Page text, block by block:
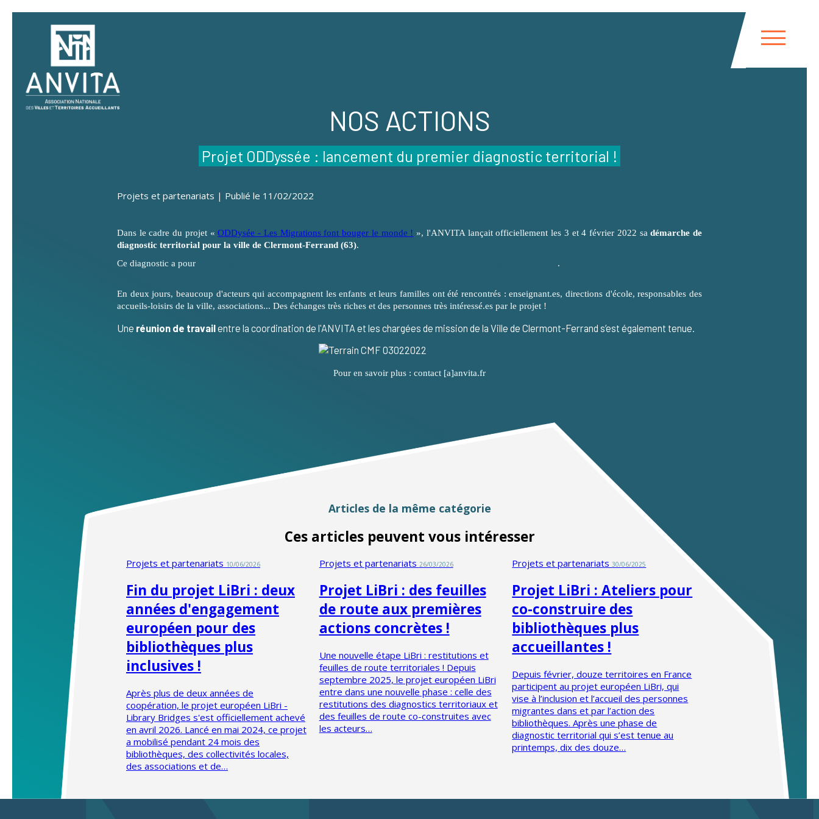
NOS ACTIONS
Projet ODDyssée : lancement du premier diagnostic territorial !
Projets et partenariats | Publié le 11/02/2022
Dans le cadre du projet «ODDysée - Les Migrations font bouger le monde ! », l'ANVITA lançait officiellement les 3 et 4 février 2022 sadémarche de
diagnostic territorial pour la ville de Clermont-Ferrand (63).
Ce diagnostic a pour
.
En deux jours, beaucoup d'acteurs qui accompagnent les enfants et leurs familles ont été rencontrés : enseignant.es, directions d'école, responsables des
accueils-loisirs de la ville, associations... Des échanges très riches et des personnes très intéressé.es par le projet !
Une réunion de travailentre la coordination de l'ANVITA et les chargées de mission de la Ville de Clermont-Ferrand s’est également tenue.
Pour en savoir plus : contact [a]anvita.fr
Articles de la même catégorie
Ces articles peuvent vous intéresser
Projets et partenariats 10/06/2026
Fin du projet LiBri : deux
années d'engagement
européen pour des
bibliothèques plus
inclusives !
Après plus de deux années de
coopération, le projet européen LiBri -
Library Bridges s'est officiellement achevé
en avril 2026. Lancé en mai 2024, ce projet
a mobilisé pendant 24 mois des
bibliothèques, des collectivités locales,
des associations et de…
Projets et partenariats 26/03/2026
Projet LiBri : des feuilles
de route aux premières
actions concrètes !
Une nouvelle étape LiBri : restitutions et
feuilles de route territoriales ! Depuis
septembre 2025, le projet européen LiBri
entre dans une nouvelle phase : celle des
restitutions des diagnostics territoriaux et
des feuilles de route co-construites avec
les acteurs…
Projets et partenariats30/06/2025
Projet LiBri : Ateliers pour
co-construire des
bibliothèques plus
accueillantes !
Depuis février, douze territoires en France
participent au projet européen LiBri, qui
vise à l’inclusion et l’accueil des personnes
migrantes dans et par l’action des
bibliothèques. Après une phase de
diagnostic territorial qui s’est tenue au
printemps, dix des douze…